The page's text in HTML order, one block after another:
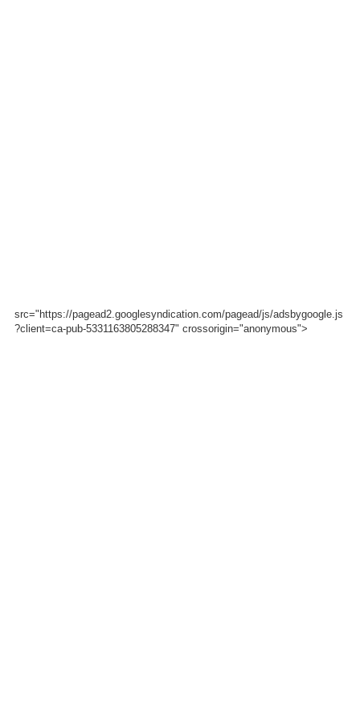
src="https://pagead2.googlesyndication.com/pagead/js/adsbygoogle.js
?client=ca-pub-5331163805288347" crossorigin="anonymous">